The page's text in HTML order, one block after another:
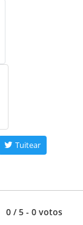
Tuitear
0 / 5 - 0 votos